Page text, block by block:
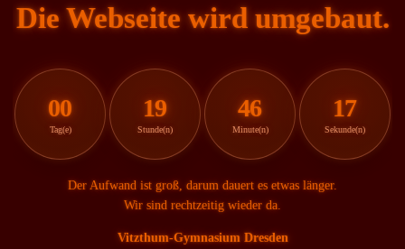
Die Webseite wird umgebaut.
00
Tag(e)
19
Stunde(n)
46
Minute(n)
17
Sekunde(n)
Der Aufwand ist groß, darum dauert es etwas länger.
Wir sind rechtzeitig wieder da.
Vitzthum-Gymnasium Dresden